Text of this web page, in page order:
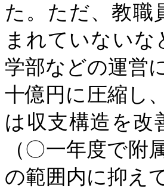
た。ただ、教職
まれていないな
学部などの運営
十億円に圧縮し
は収支構造を改
（〇一年度で
の範囲内に抑え